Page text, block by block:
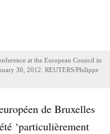
at the European Council in
30, 2012. REUTERS/Philippe
de Bruxelles
‘particulièrement